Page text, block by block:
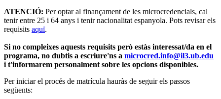
ATENCIÓ: Per optar al finançament de les microcredencials, cal
tenir entre 25 i 64 anys i tenir nacionalitat espanyola. Pots revisar els
requisits aquï.
Si no compleixes aquests requisits però estàs interessat/da en el
programa, no dubtis a escriure'ns a microcred.info@il3.ub.edu
i t'informarem personalment sobre les opcions disponibles.
Per iniciar el procés de matrícula hauràs de seguir els passos
següents: